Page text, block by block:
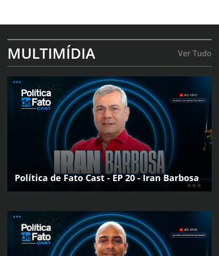
MULTIMÍDIA Ver Tudo
Política de Fato Cast - EP 20 - Iran Barbosa